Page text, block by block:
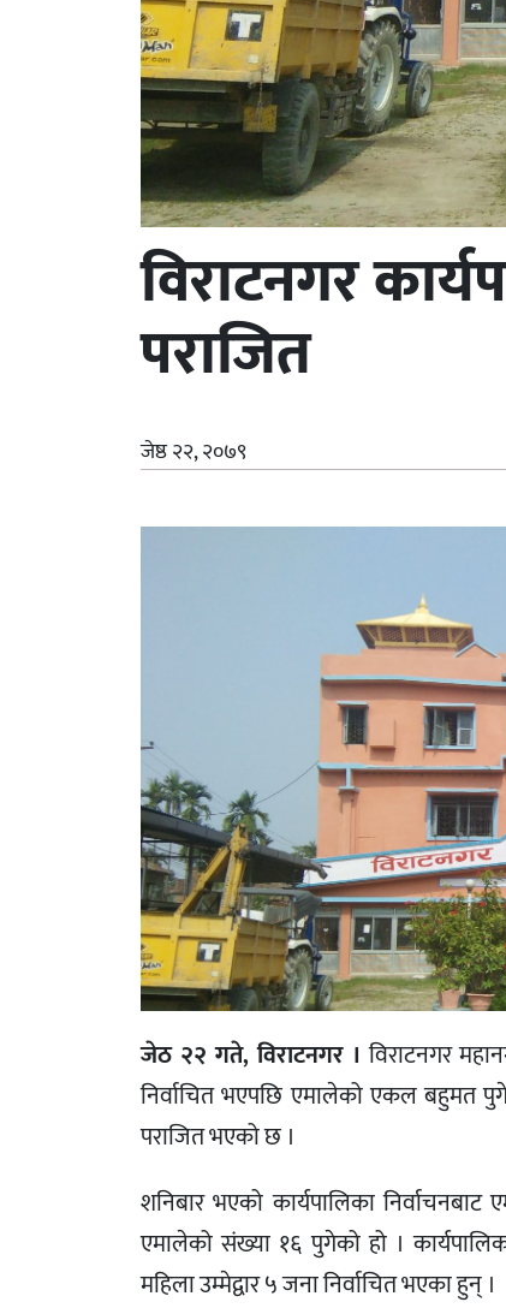
विराटनगर
पराजित
जेष्ठ २२, २०७९
जेठ २२ गते, विराटनगर । विराटनगर
निर्वाचित भएपछि एमालेको एकल बहुमत
पराजित भएको छ ।
शनिबार भएको कार्यपालिका
एमालेको संख्या १६ पुगेको हो ।
महिला उम्मेद्वार ५ जना निर्वाचित भएका हुन् ।